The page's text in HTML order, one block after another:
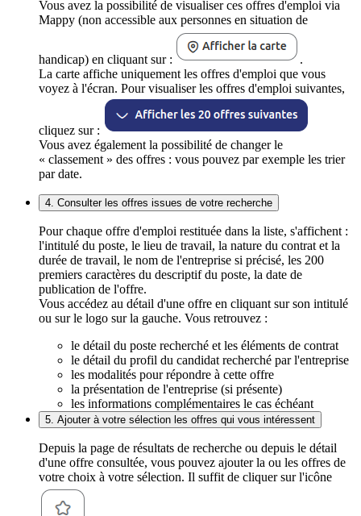
Vous avez la possibilité de visualiser ces offres d'emploi via
Mappy (non accessible aux personnes en situation de
handicap) en cliquant sur :
.
La carte affiche uniquement les offres d'emploi que vous
voyez à l'écran. Pour visualiser les offres d'emploi suivantes,
cliquez sur :
Vous avez également la possibilité de changer le
« classement » des offres : vous pouvez par exemple les trier
par date.
4. Consulter les offres issues de votre recherche
Pour chaque offre d'emploi restituée dans la liste, s'affichent :
l'intitulé du poste, le lieu de travail, la nature du contrat et la
durée de travail, le nom de l'entreprise si précisé, les 200
premiers caractères du descriptif du poste, la date de
publication de l'offre.
Vous accédez au détail d'une offre en cliquant sur son intitulé
ou sur le logo sur la gauche. Vous retrouvez :
le détail du poste recherché et les éléments de contrat
le détail du profil du candidat recherché par l'entreprise
les modalités pour répondre à cette offre
la présentation de l'entreprise (si présente)
les informations complémentaires le cas échéant
5. Ajouter à votre sélection les offres qui vous intéressent
Depuis la page de résultats de recherche ou depuis le détail
d'une offre consultée, vous pouvez ajouter la ou les offres de
votre choix à votre sélection. Il suffit de cliquer sur l'icône